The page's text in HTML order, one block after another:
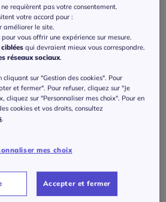
une taille
dans 2 semaines
dans 2 semaines
au panier
requièrent pas votre consentement.
votre accord pour :
améliorer le site.
pour vous offrir une expérience sur mesure.
qui devraient mieux vous correspondre.
réseaux sociaux.
cliquant sur "Gestion des cookies". Pour
et fermer". Pour refuser, cliquez sur "Je
cliquez sur "Personnaliser mes choix". Pour en
cookies et vos droits, consultez
.
mes choix
Accepter et fermer